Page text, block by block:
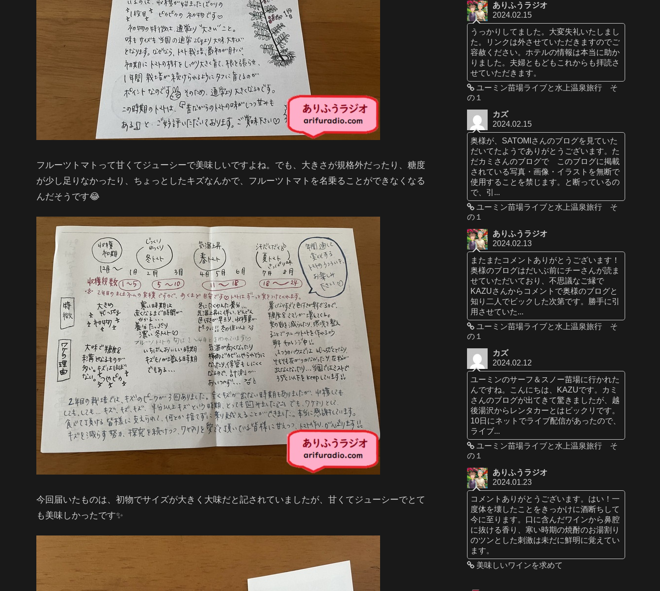
フルーツトマトって甘くてジューシーで美味しいですよね。でも、大きさが規格外だったり、糖度
が少し足りなかったり、ちょっとしたキズなんかで、フルーツトマトを名乗ることができなくなる
んだそうです😂
今回届いたものは、初物でサイズが大きく大味だと記されていましたが、甘くてジューシーでとて
も美味しかったです✨
ありふうラジオ
2024.02.15
うっかりしてました。大変失礼いたしまし
た。リンクは外させていただきますのでご
容赦ください。ホテルの情報は本当に助か
りました。夫婦ともどもこれからも拝読さ
せていただきます。
ユーミン苗場ライブと水上温泉旅行 そ
の１
カズ
2024.02.15
奥様が、SATOMIさんのブログを見ていた
だいてたようでありがとうございます。た
だカミさんのブログで このブログに掲載
されている写真・画像・イラストを無断で
使用することを禁じます。と断っているの
で、引...
ユーミン苗場ライブと水上温泉旅行 そ
の１
ありふうラジオ
2024.02.13
またまたコメントありがとうございます！
奥様のブログはだいぶ前にチーさんが読ま
せていただいており、不思議なご縁で
KAZUさんからコメントで奥様のブログと
知り二人でビックした次第です。勝手に引
用させていた...
ユーミン苗場ライブと水上温泉旅行 そ
の１
カズ
2024.02.12
ユーミンのサーフ＆スノー苗場に行かれた
んですね。こんにちは、KAZUです。カミ
さんのブログが出てきて驚きましたが、越
後湯沢からレンタカーとはビックリです。
10日にネットでライブ配信があったので、
ライブ...
ユーミン苗場ライブと水上温泉旅行 そ
の１
ありふうラジオ
2024.01.23
コメントありがとうございます。はい！一
度体を壊したことをきっかけに酒断ちして
今に至ります。口に含んだワインから鼻腔
に抜ける香り、寒い時期の焼酎のお湯割り
のツンとした刺激は未だに鮮明に覚えてい
ます。
美味しいワインを求めて